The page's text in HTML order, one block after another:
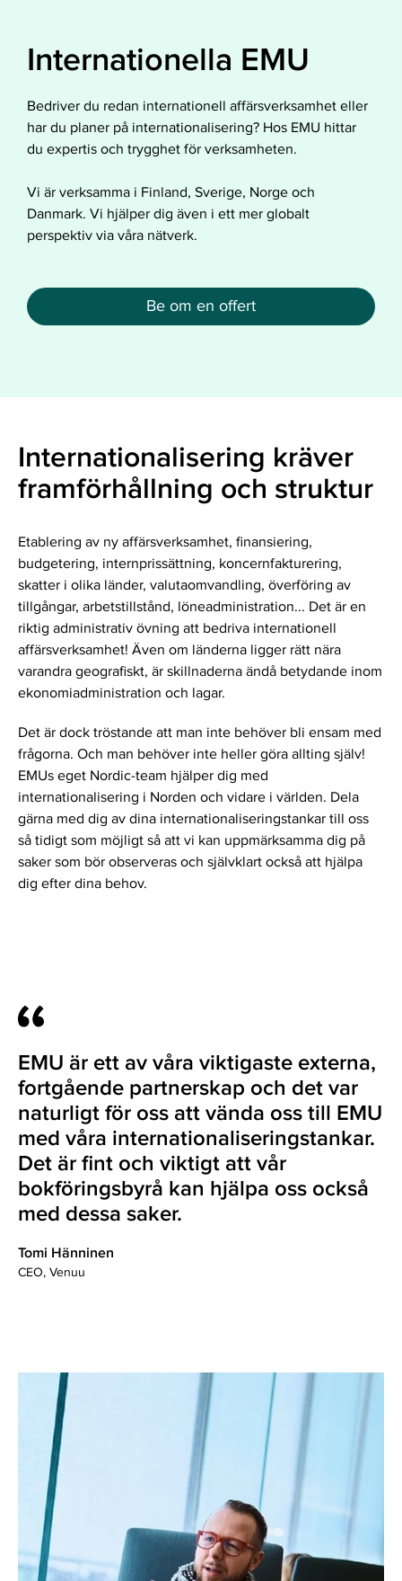
Internationella EMU
Bedriver du redan internationell affärsverksamhet eller
har du planer på internationalisering? Hos EMU hittar
du expertis och trygghet för verksamheten.
Vi är verksamma i Finland, Sverige, Norge och
Danmark. Vi hjälper dig även i ett mer globalt
perspektiv via våra nätverk.
Be om en offert
Internationalisering kräver
framförhållning och struktur
Etablering av ny affärsverksamhet, finansiering,
budgetering, internprissättning, koncernfakturering,
skatter i olika länder, valutaomvandling, överföring av
tillgångar, arbetstillstånd, löneadministration... Det är en
riktig administrativ övning att bedriva internationell
affärsverksamhet! Även om länderna ligger rätt nära
varandra geografiskt, är skillnaderna ändå betydande inom
ekonomiadministration och lagar.
Det är dock tröstande att man inte behöver bli ensam med
frågorna. Och man behöver inte heller göra allting själv!
EMUs eget Nordic-team hjälper dig med
internationalisering i Norden och vidare i världen. Dela
gärna med dig av dina internationaliseringstankar till oss
så tidigt som möjligt så att vi kan uppmärksamma dig på
saker som bör observeras och självklart också att hjälpa
dig efter dina behov.
EMU är ett av våra viktigaste externa,
fortgående partnerskap och det var
naturligt för oss att vända oss till EMU
med våra internationaliseringstankar.
Det är fint och viktigt att vår
bokföringsbyrå kan hjälpa oss också
med dessa saker.
Tomi Hänninen
CEO, Venuu